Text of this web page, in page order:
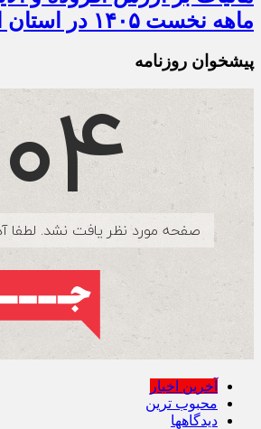
ماهه نخست ۱۴۰۵ در استان ایلام
پیشخوان روزنامه
آخرین اخبار
محبوب ترین
دیدگاهها